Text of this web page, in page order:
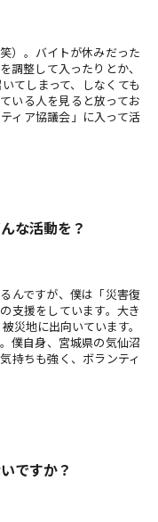
）。バイトが休みだった
調整して入ったりとか、
てしまって、しなくても
いる人を見ると放ってお
ィア協議会」に入って活
な活動を？
んですが、僕は「災害復
支援をしています。大き
災地に出向いています。
僕自身、宮城県の気仙沼
持ちも強く、ボランティ
ですか？